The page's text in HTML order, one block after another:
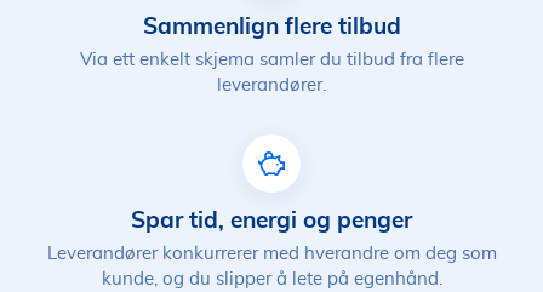
Sammenlign flere tilbud
Via ett enkelt skjema samler du tilbud fra flere
leverandører.
Spar tid, energi og penger
Leverandører konkurrerer med hverandre om deg som
kunde, og du slipper å lete på egenhånd.